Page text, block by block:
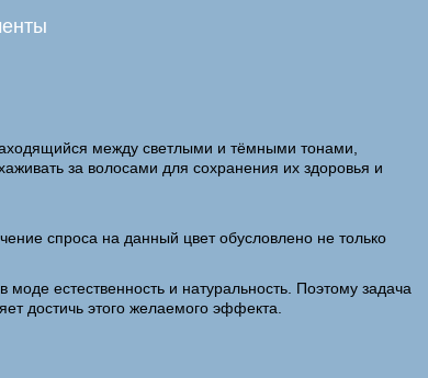
между светлыми и тёмными тонами,
за волосами для сохранения их здоровья и
спроса на данный цвет обусловлено не только
естественность и натуральность. Поэтому задача
достичь этого желаемого эффекта.